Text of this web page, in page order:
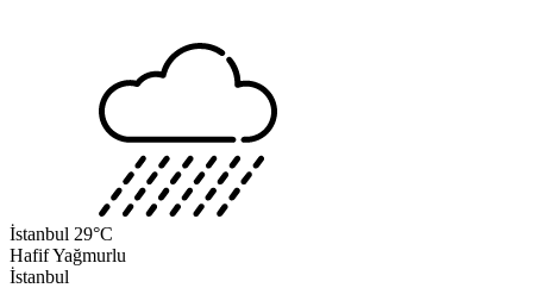
İstanbul 29°C
Hafif Yağmurlu
İstanbul